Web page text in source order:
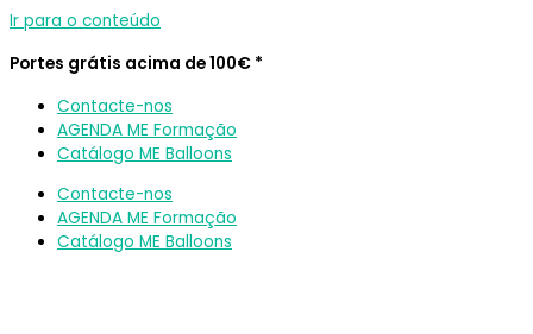
Ir para o conteúdo
Portes grátis acima de 100€ *
Contacte-nos
AGENDA ME Formação
Catálogo ME Balloons
Contacte-nos
AGENDA ME Formação
Catálogo ME Balloons